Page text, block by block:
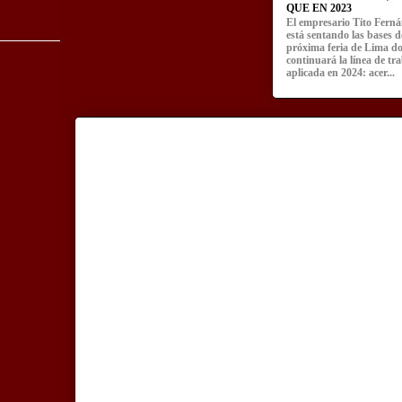
QUE EN 2023
El empresario Tito
está sentando las bases
próxima feria de Lima
continuará la línea de
aplicada en 2024: acer...